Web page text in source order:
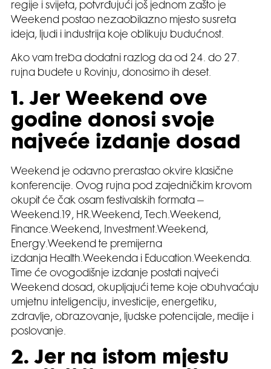
regije i svijeta, potvrđujući još jednom zašto je
Weekend postao nezaobilazno mjesto susreta
ideja, ljudi i industrija koje oblikuju budućnost.
Ako vam treba dodatni razlog da od 24. do 27.
rujna budete u Rovinju, donosimo ih deset.
1. Jer Weekend ove
godine donosi svoje
najveće izdanje dosad
Weekend je odavno prerastao okvire klasične
konferencije. Ovog rujna pod zajedničkim krovom
okupit će čak osam festivalskih formata –
Weekend.19, HR.Weekend, Tech.Weekend,
Finance.Weekend, Investment.Weekend,
Energy.Weekend te premijerna
izdanja Health.Weekenda i Education.Weekenda.
Time će ovogodišnje izdanje postati najveći
Weekend dosad, okupljajući teme koje obuhvaćaju
umjetnu inteligenciju, investicije, energetiku,
zdravlje, obrazovanje, ljudske potencijale, medije i
poslovanje.
2. Jer na istom mjestu